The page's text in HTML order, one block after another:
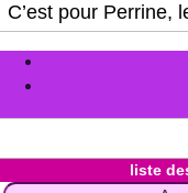
C’est pour Perrine,
liste